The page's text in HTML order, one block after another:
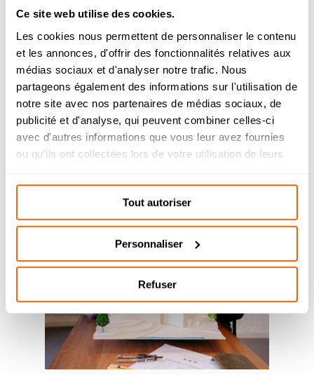
Ce site web utilise des cookies.
Les cookies nous permettent de personnaliser le contenu
et les annonces, d'offrir des fonctionnalités relatives aux
médias sociaux et d'analyser notre trafic. Nous
partageons également des informations sur l'utilisation de
notre site avec nos partenaires de médias sociaux, de
publicité et d'analyse, qui peuvent combiner celles-ci
avec d'autres informations que vous leur avez fournies
ou qu'ils ont collectées lors de votre utilisation de leurs
Tout autoriser
Personnaliser
Refuser
Admission 2026
Bachelor Management Innovation et
Humanités : reprise de l’étude des
dossiers de candidature à partir du 26
août.
Bachelor Design d’Espace et Prépa
étudiés durant l’été.